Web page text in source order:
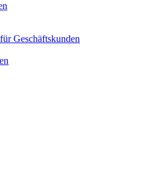
Geschäftskunden